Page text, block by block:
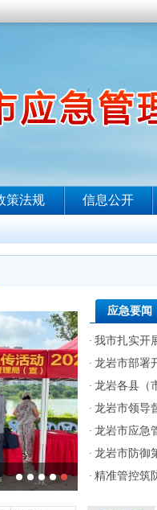
应急要闻
·我市扎实开
·龙岩市部署
·龙岩各县（
·龙岩市领导
·龙岩市应急
·龙岩市防御
·精准管控筑